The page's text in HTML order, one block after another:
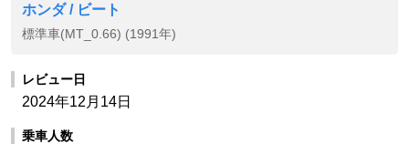
ホンダ / ビート
標準車(MT_0.66) (1991年)
レビュー日
2024年12月14日
乗車人数